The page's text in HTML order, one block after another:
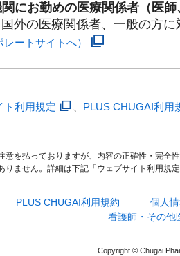
にお勤めの医療関係者（医師
外の医療関係者、一般の方
ートサイトへ）
ト利用規定 PLUS CHUGAI利用
を払っておりますが、内容の正確性・完
ません。詳細は下記「ウェブサイト利用規定
PLUS CHUGAI利用規約 個人
看護師・その他
Copyright © Chugai